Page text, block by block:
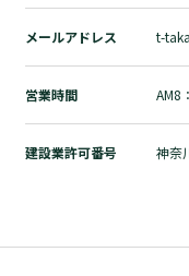
プライバシーポリシー
メールアドレス t-
営業時間 AM8
建設業許可番号 神奈